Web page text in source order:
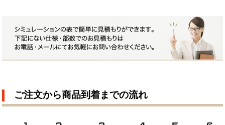
ご注文から商品到着までの流れ